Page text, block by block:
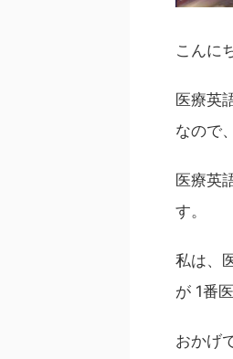
こんに
医療英
なので
医療英
す。
私は、
が 1番
おかげ